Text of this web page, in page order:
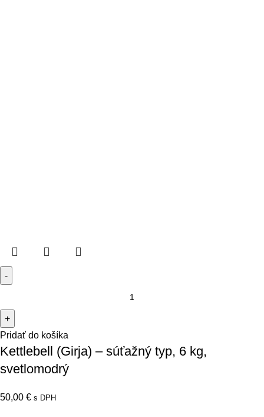
Pridať do košíka
Kettlebell (Girja) – súťažný typ, 6 kg,
svetlomodrý
50,00 € s DPH